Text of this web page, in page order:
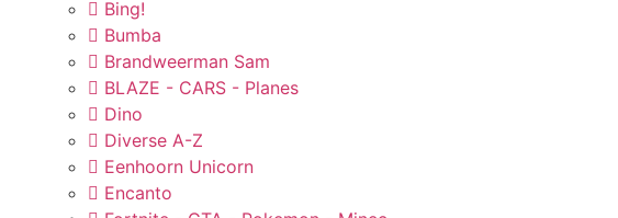
Bing!
Bumba
Brandweerman Sam
BLAZE - CARS - Planes
Dino
Diverse A-Z
Eenhoorn Unicorn
Encanto